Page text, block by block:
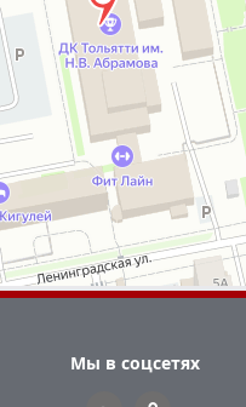
Мы в соцсетях